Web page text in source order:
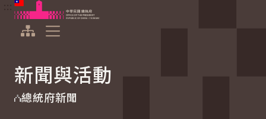
跳到主要內容
中華民國總統府
新聞與活動
總統府新聞